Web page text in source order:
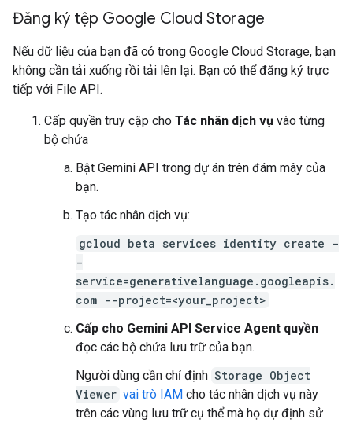
Đăng ký tệp Google Cloud Storage
Nếu dữ liệu của bạn đã có trong Google Cloud Storage, bạn
không cần tải xuống rồi tải lên lại. Bạn có thể đăng ký trực
tiếp với File API.
Cấp quyền truy cập cho Tác nhân dịch vụ vào từng
bộ chứa
Bật Gemini API trong dự án trên đám mây của
bạn.
Tạo tác nhân dịch vụ:
gcloud beta services identity create -
-
service=generativelanguage.googleapis.
com --project=<your_project>
Cấp cho Gemini API Service Agent quyền
đọc các bộ chứa lưu trữ của bạn.
Người dùng cần chỉ định Storage Object
Viewer vai trò IAM cho tác nhân dịch vụ này
trên các vùng lưu trữ cụ thể mà họ dự định sử